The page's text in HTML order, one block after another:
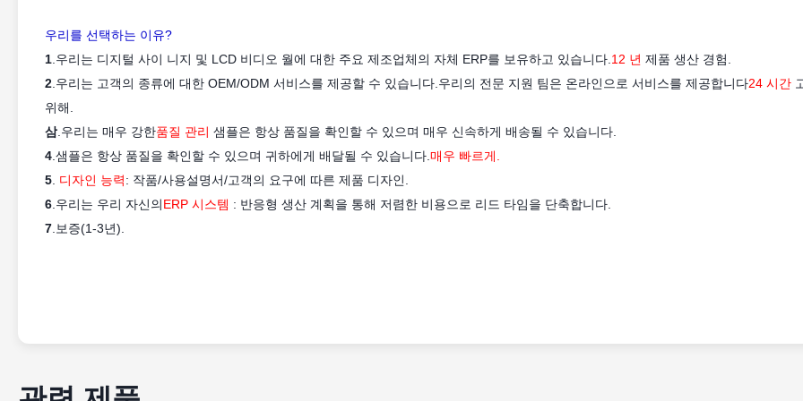
우리를 선택하는 이유?
1 .우리는 디지털 사이 니지 및 LCD 비디오 월에 대한 주요 제조업체의 자체 ERP를 보유하고 있습니다. 12 년 제품 생산 경험.
2 .우리는 고객의 종류에 대한 OEM/ODM 서비스를 제공할 수 있습니다.우리의 전문 지원 팀은 온라인으로 서비스를 제공합니다24 시간
위해.
삼 .우리는 매우 강한품질 관리 샘플은 항상 품질을 확인할 수 있으며 매우 신속하게 배송될 수 있습니다.
4 .샘플은 항상 품질을 확인할 수 있으며 귀하에게 배달될 수 있습니다. 매우 빠르게.
5 디자인 능력: 작품/사용설명서/고객의 요구에 따른 제품 디자인.
6 .우리는 우리 자신의ERP 시스템 : 반응형 생산 계획을 통해 저렴한 비용으로 리드 타임을 단축합니다.
7 .보증(1-3년).